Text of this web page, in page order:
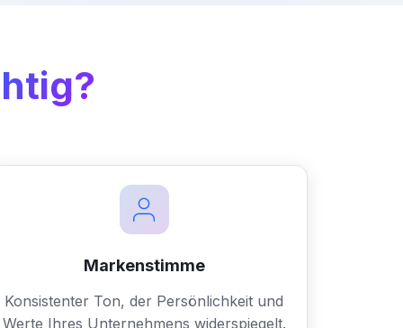
Markenstimme
Konsistenter Ton, der Persönlichkeit und
Werte Ihres Unternehmens widerspiegelt.